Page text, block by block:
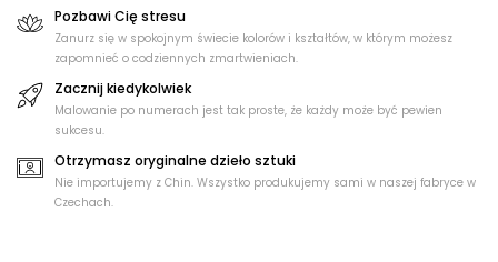
Pozbawi Cię stresu
Zanurz się w spokojnym świecie kolorów i kształtów, w którym możesz
zapomnieć o codziennych zmartwieniach.
Zacznij kiedykolwiek
Malowanie po numerach jest tak proste, że każdy może być pewien
sukcesu.
Otrzymasz oryginalne dzieło sztuki
Nie importujemy z Chin. Wszystko produkujemy sami w naszej fabryce w
Czechach.